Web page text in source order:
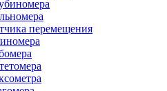
перемещения